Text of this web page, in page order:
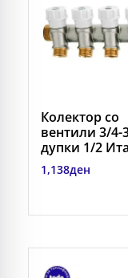
Колектор со
вентили 3/4-
дупки 1/2
1,138ден